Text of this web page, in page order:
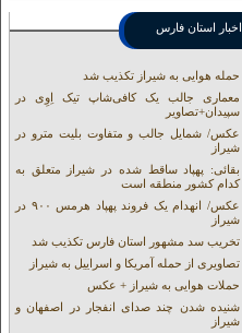
اخبار استان فارس
حمله هوایی به شیراز تکذیب شد
معماری جالب یک کافی‌شاپ تیک اِوِی در
سپیدان+تصاویر
عکس/ شمایل جالب و متفاوت بلیت مترو در
شیراز
بقائی: پهپاد ساقط شده در شیراز متعلق به
کدام کشور منطقه است
عکس/ انهدام یک فروند پهپاد هرمس ۹۰۰ در
شیراز
تخریب سد مشهور استان فارس تکذیب شد
تصاویری از حمله آمریکا و اسراییل به شیراز
حملات هوایی به شیراز + عکس
شنیده شدن چند صدای انفجار در اصفهان و
شیراز